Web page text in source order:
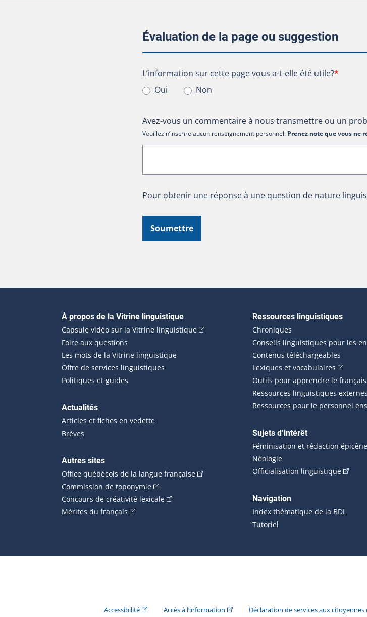
Évaluation de la page ou suggestion
L’information sur cette page vous a-t-elle été utile?
L’information sur cette page vous a-t-elle été utile?*
Oui
Non
Avez-vous un commentaire à nous transmettre ou un
Veuillez n’inscrire aucun renseignement personnel. Prenez note que vous ne
Pour obtenir une réponse à une question de nature
Soumettre
Navigation principale
À propos de la Vitrine linguistique
Capsule vidéo sur la Vitrine linguistique(Cet hyperlien externe s'ouvrira dans une nouvelle
Foire aux questions
Les mots de la Vitrine linguistique
Offre de services linguistiques
Politiques et guides
Actualités
Articles et fiches en vedette
Brèves
Autres sites
Office québécois de la langue française(Cet hyperlien externe s'ouvrira dans une nouvelle
Commission de toponymie(Cet hyperlien externe s'ouvrira dans une nouvelle fenêtre.)
Concours de créativité lexicale(Cet hyperlien externe s'ouvrira dans une nouvelle fenêtre.)
Mérites du français (Cet hyperlien externe s'ouvrira dans une nouvelle fenêtre.)
Ressources linguistiques
Chroniques
Conseils linguistiques pour les
Contenus téléchargeables
Lexiques et vocabulaires (Cet
Outils pour apprendre le français
Ressources linguistiques externes
Ressources pour le personnel
Sujets d’intérêt
Féminisation et rédaction épicène
Néologie
Officialisation linguistique(Cet
Navigation
Index thématique de la BDL
Tutoriel
Accessibilité(Cet hyperlien externe s'ouvrira dans une nouvelle fenêtre.)
Accès à l’information (Cet hyperlien externe s'ouvrira dans une
Déclaration de services aux